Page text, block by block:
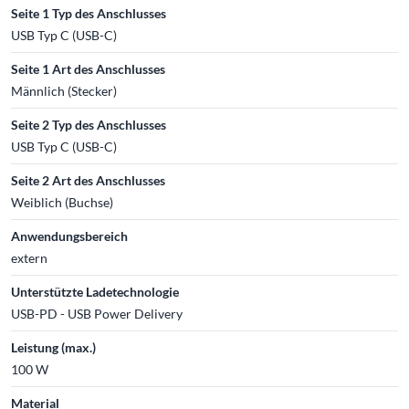
Seite 1 Typ des Anschlusses
USB Typ C (USB-C)
Seite 1 Art des Anschlusses
Männlich (Stecker)
Seite 2 Typ des Anschlusses
USB Typ C (USB-C)
Seite 2 Art des Anschlusses
Weiblich (Buchse)
Anwendungsbereich
extern
Unterstützte Ladetechnologie
USB-PD - USB Power Delivery
Leistung (max.)
100 W
Material